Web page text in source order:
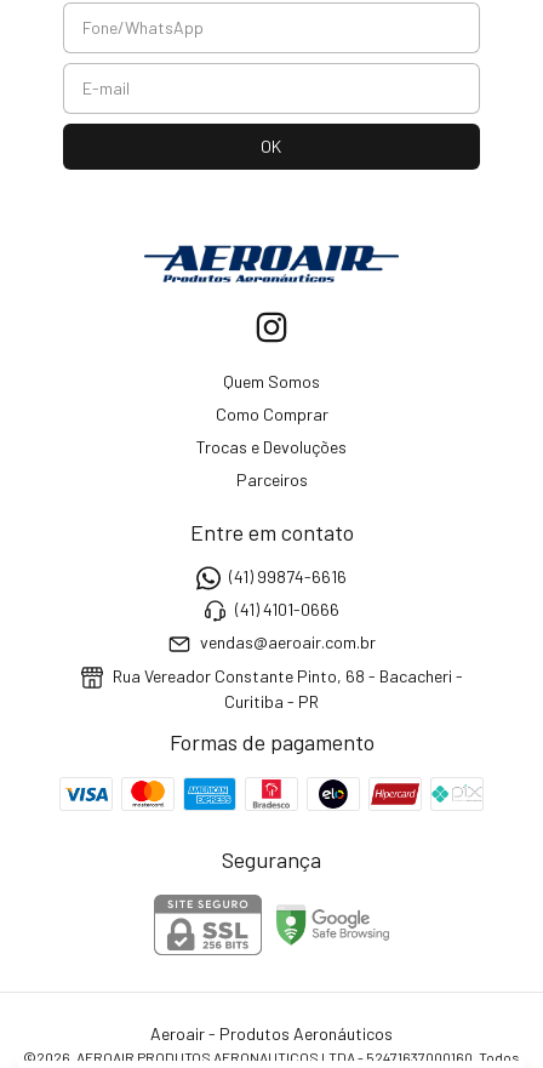
Quem Somos
Como Comprar
Trocas e Devoluções
Parceiros
Entre em contato
(41) 99874-6616
(41) 4101-0666
vendas@aeroair.com.br
Rua Vereador Constante Pinto, 68 - Bacacheri -
Curitiba - PR
Formas de pagamento
Segurança
Aeroair - Produtos Aeronáuticos
©2026. AEROAIR PRODUTOS AERONAUTICOS LTDA - 52471637000160. Todos